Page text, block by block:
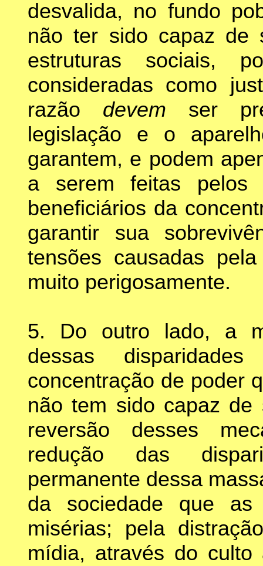
desvalida, no fundo
não ter sido capaz de
estruturas sociais,
consideradas como
razão devem ser
legislação e o
garantem, e podem
a serem feitas pelos
beneficiários da
garantir sua
tensões causadas
muito perigosamente.
5. Do outro lado, a
dessas
concentração de poder
não tem sido capaz de
reversão desses
redução das
permanente dessa
da sociedade que as
misérias; pela
mídia, através do culto